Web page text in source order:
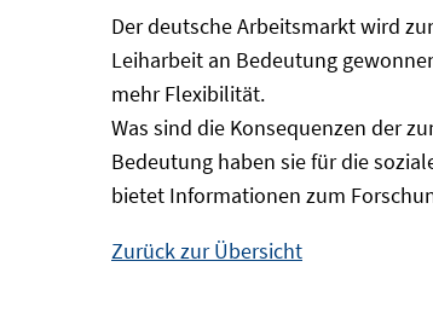
Der deutsche Arbeitsmarkt wird
Leiharbeit an Bedeutung
mehr Flexibilität.
Was sind die Konsequenzen der
Bedeutung haben sie für die
bietet Informationen zum
Zurück zur Übersicht